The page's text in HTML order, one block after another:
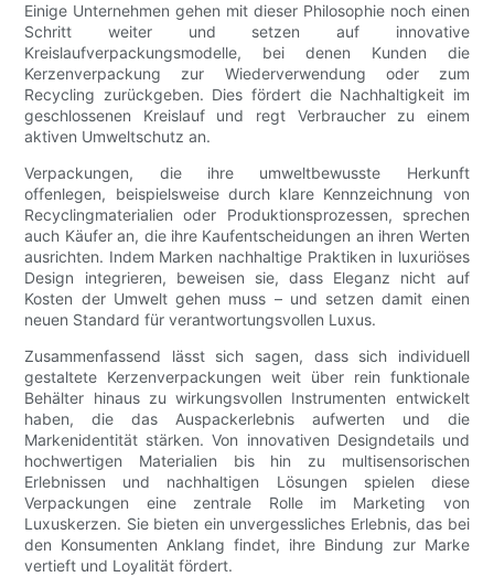
Einige Unternehmen gehen mit dieser Philosophie noch einen
Schritt weiter und setzen auf innovative
Kreislaufverpackungsmodelle, bei denen Kunden die
Kerzenverpackung zur Wiederverwendung oder zum
Recycling zurückgeben. Dies fördert die Nachhaltigkeit im
geschlossenen Kreislauf und regt Verbraucher zu einem
aktiven Umweltschutz an.
Verpackungen, die ihre umweltbewusste Herkunft
offenlegen, beispielsweise durch klare Kennzeichnung von
Recyclingmaterialien oder Produktionsprozessen, sprechen
auch Käufer an, die ihre Kaufentscheidungen an ihren Werten
ausrichten. Indem Marken nachhaltige Praktiken in luxuriöses
Design integrieren, beweisen sie, dass Eleganz nicht auf
Kosten der Umwelt gehen muss – und setzen damit einen
neuen Standard für verantwortungsvollen Luxus.
Zusammenfassend lässt sich sagen, dass sich individuell
gestaltete Kerzenverpackungen weit über rein funktionale
Behälter hinaus zu wirkungsvollen Instrumenten entwickelt
haben, die das Auspackerlebnis aufwerten und die
Markenidentität stärken. Von innovativen Designdetails und
hochwertigen Materialien bis hin zu multisensorischen
Erlebnissen und nachhaltigen Lösungen spielen diese
Verpackungen eine zentrale Rolle im Marketing von
Luxuskerzen. Sie bieten ein unvergessliches Erlebnis, das bei
den Konsumenten Anklang findet, ihre Bindung zur Marke
vertieft und Loyalität fördert.